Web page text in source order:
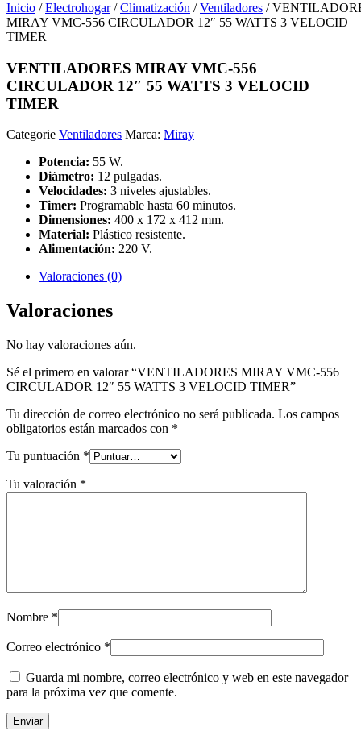
Inicio /Electrohogar/Climatización /Ventiladores /
MIRAY VMC-556 CIRCULADOR 12″ 55 WATTS 3 VELOCID
TIMER
VENTILADORES MIRAY VMC-556
CIRCULADOR 12″ 55 WATTS 3 VELOCID
TIMER
Categorie Ventiladores Marca: Miray
Potencia: 55 W.
Diámetro: 12 pulgadas.
Velocidades: 3 niveles ajustables.
Timer: Programable hasta 60 minutos.
Dimensiones: 400 x 172 x 412 mm.
Material: Plástico resistente.
Alimentación: 220 V.
Valoraciones (0)
Valoraciones
No hay valoraciones aún.
Sé el primero en valorar “VENTILADORES MIRAY VMC-556
CIRCULADOR 12″ 55 WATTS 3 VELOCID TIMER”
Tu dirección de correo electrónico no será publicada. Los campos
obligatorios están marcados con *
Tu puntuación *
Tu valoración *
Nombre *
Correo electrónico *
Guarda mi nombre, correo electrónico y web en este navegador
para la próxima vez que comente.